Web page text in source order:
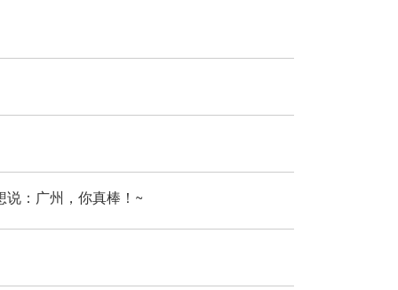
：广州，你真棒！~